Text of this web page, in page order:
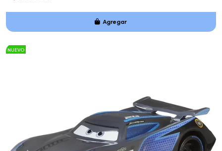
Agregar
NUEVO